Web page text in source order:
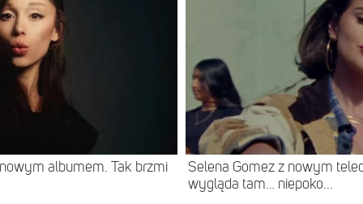
albumem. Tak brzmi
Selena Gomez z nowym
wygląda tam… niepoko...